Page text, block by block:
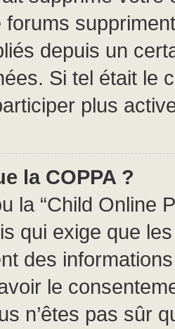
forums
depuis un
Si tel était le
plus
la COPPA ?
la “Child Online
qui exige que
des
le
n’êtes pas sûr